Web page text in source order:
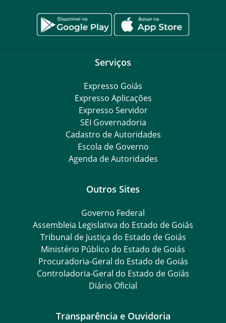
Serviços
Expresso Goiás
Expresso Aplicações
Expresso Servidor
SEI Governadoria
Cadastro de Autoridades
Escola de Governo
Agenda de Autoridades
Outros Sites
Governo Federal
Assembleia Legislativa do Estado de Goiás
Tribunal de Justiça do Estado de Goiás
Ministério Público do Estado de Goiás
Procuradoria-Geral do Estado de Goiás
Controladoria-Geral do Estado de Goiás
Diário Oficial
Transparência e Ouvidoria